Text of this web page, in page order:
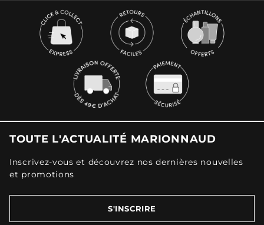
TOUTE L'ACTUALITÉ MARIONNAUD
Inscrivez-vous et découvrez nos dernières nouvelles
et promotions
S'INSCRIRE